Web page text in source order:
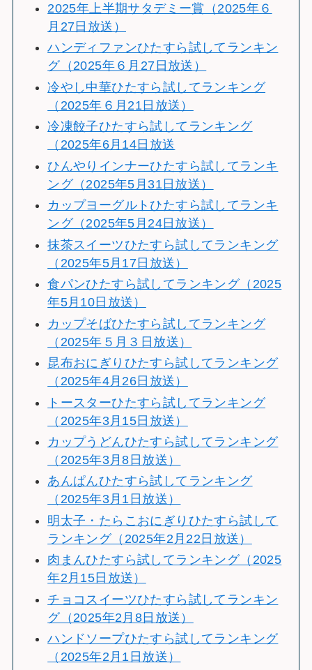
2025年上半期サタデミー賞（2025年６
月27日放送）
ハンディファンひたすら試してランキン
グ（2025年６月27日放送）
冷やし中華ひたすら試してランキング
（2025年６月21日放送）
冷凍餃子ひたすら試してランキング
（2025年6月14日放送
ひんやりインナーひたすら試してランキ
ング（2025年5月31日放送）
カップヨーグルトひたすら試してランキ
ング（2025年5月24日放送）
抹茶スイーツひたすら試してランキング
（2025年5月17日放送）
食パンひたすら試してランキング（2025
年5月10日放送）
カップそばひたすら試してランキング
（2025年５月３日放送）
昆布おにぎりひたすら試してランキング
（2025年4月26日放送）
トースターひたすら試してランキング
（2025年3月15日放送）
カップうどんひたすら試してランキング
（2025年3月8日放送）
あんぱんひたすら試してランキング
（2025年3月1日放送）
明太子・たらこおにぎりひたすら試して
ランキング（2025年2月22日放送）
肉まんひたすら試してランキング（2025
年2月15日放送）
チョコスイーツひたすら試してランキン
グ（2025年2月8日放送）
ハンドソープひたすら試してランキング
（2025年2月1日放送）